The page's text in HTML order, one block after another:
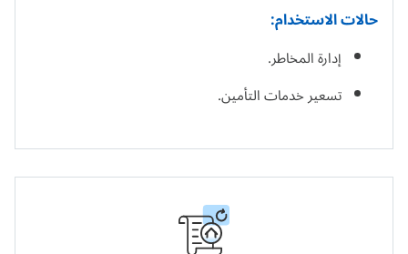
حالات الاستخدام:
إدارة المخاطر.
تسعير خدمات التأمين.